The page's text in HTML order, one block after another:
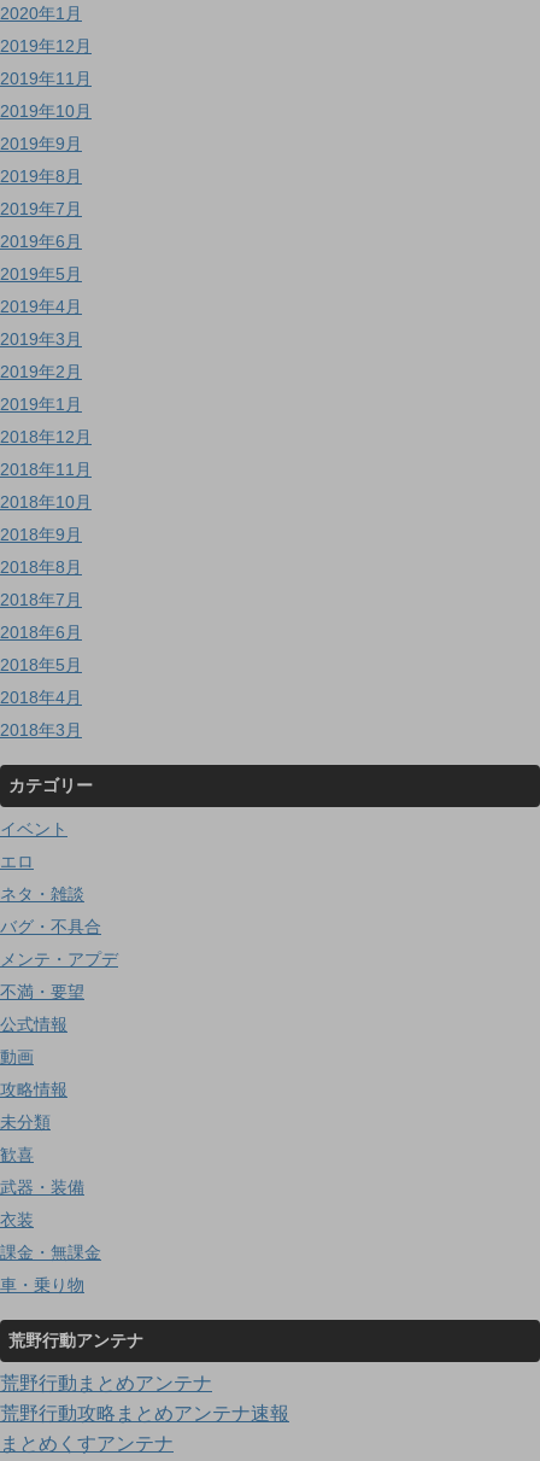
2020年1月
2019年12月
2019年11月
2019年10月
2019年9月
2019年8月
2019年7月
2019年6月
2019年5月
2019年4月
2019年3月
2019年2月
2019年1月
2018年12月
2018年11月
2018年10月
2018年9月
2018年8月
2018年7月
2018年6月
2018年5月
2018年4月
2018年3月
カテゴリー
イベント
エロ
ネタ・雑談
バグ・不具合
メンテ・アプデ
不満・要望
公式情報
動画
攻略情報
未分類
歓喜
武器・装備
衣装
課金・無課金
車・乗り物
荒野行動アンテナ
荒野行動まとめアンテナ
荒野行動攻略まとめアンテナ速報
まとめくすアンテナ